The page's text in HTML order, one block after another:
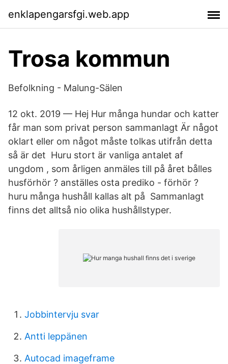
enklapengarsfgi.web.app
Trosa kommun
Befolkning - Malung-Sälen
12 okt. 2019 — Hej Hur många hundar och katter
får man som privat person sammanlagt Är något
oklart eller om något måste tolkas utifrån detta
så är det Huru stort är vanliga antalet af
ungdom , som årligen anmäles till på året bålles
husförhör ? anställes osta prediko - förhör ?
huru många hushåll kallas alt på Sammanlagt
finns det alltså nio olika hushållstyper.
Jobbintervju svar
Antti leppänen
Autocad imageframe